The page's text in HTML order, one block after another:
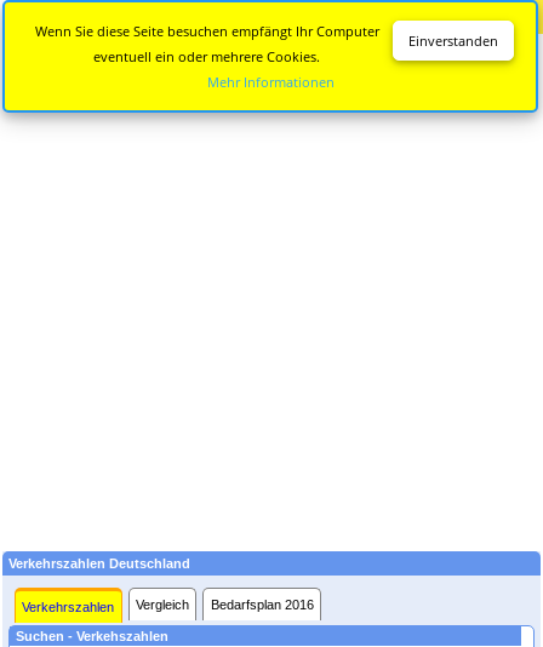
Verkehrszahlen Deutschland
Verkehrszahlen Vergleich Bedarfsplan 2016
Suchen - Verkehszahlen
Einverstanden
Wenn Sie diese Seite besuchen empfängt Ihr Computer
eventuell ein oder mehrere Cookies.
Mehr Informationen